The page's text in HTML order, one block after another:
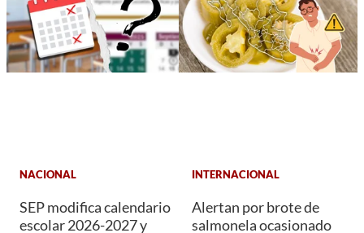
NACIONAL
SEP modifica calendario
escolar 2026-2027 y
INTERNACIONAL
Alertan por brote de
salmonela ocasionado